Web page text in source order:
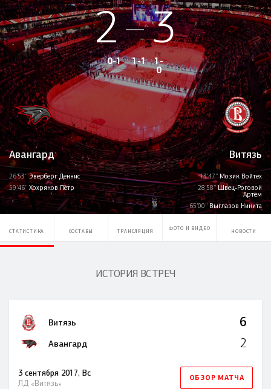
Авангард
26'53''Эверберг Деннис
59'46'' Хохряков Пётр
2 3
0-1 1-1 1-
0
Витязь
13'47''Мозик Войтех
28'58'' Швец-Роговой
Артём
65'00'' Выглазов Никита
СТАТИСТИКА СОСТАВЫ ТРАНСЛЯЦИЯ ФОТО И ВИДЕО НОВОСТИ
ИСТОРИЯ ВСТРЕЧ
3 сентября 2017, Вс
ЛД «Витязь»
Витязь 6
Авангард 2
ОБЗОР МАТЧА